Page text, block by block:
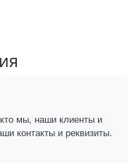
мы, наши клиенты и
контакты и реквизиты.